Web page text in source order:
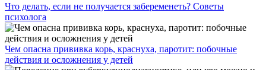
Что делать, если не получается забеременеть? Советы
психолога
Чем опасна прививка корь, краснуха, паротит: побочные
действия и осложнения у детей